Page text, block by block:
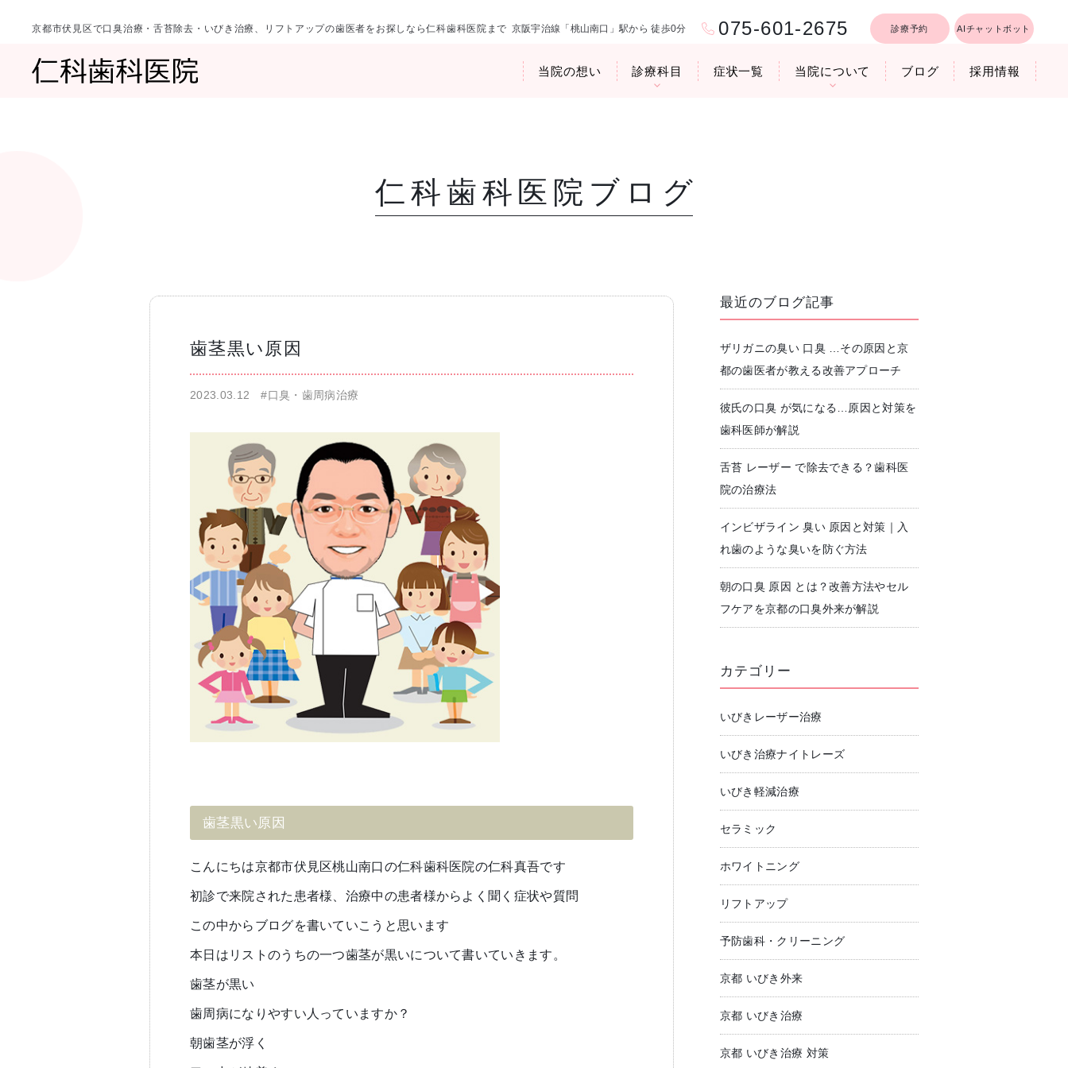
京都市伏見区で口臭治療・舌苔除去・いびき治療、リフトアップの歯医者をお探しなら仁科歯科医院まで 京阪宇治線「桃山南口」駅から 徒歩0分 075-601-2675 診療予約 AIチャットボット
当院の想い 診療科目
一般歯科・小児歯科 予防歯科・クリーニング
無痛治療 高齢者歯科・入れ歯
症状一覧 当院について
仁科歯科医院ブログ
ブログ 採用情報
仁科歯科医院ブログ
歯茎黒い原因
2023.03.12#口臭・歯周病治療
歯茎黒い原因
こんにちは京都市伏見区桃山南口の仁科歯科医院の仁科真吾です
初診で来院された患者様、治療中の患者様からよく聞く症状や質問
この中からブログを書いていこうと思います
本日はリストのうちの一つ歯茎が黒いについて書いていきます。
歯茎が黒い
歯周病になりやすい人っていますか？
朝歯茎が浮く
最近のブログ記事
ザリガニの臭い 口臭 …その原因と京
都の歯医者が教える改善アプローチ
彼氏の口臭 が気になる…原因と対策を
歯科医師が解説
舌苔 レーザー で除去できる？歯科医
院の治療法
インビザライン 臭い 原因と対策｜入
れ歯のような臭いを防ぐ方法
朝の口臭 原因 とは？改善方法やセル
フケアを京都の口臭外来が解説
カテゴリー
いびきレーザー治療
いびき治療ナイトレーズ
いびき軽減治療
セラミック
ホワイトニング
リフトアップ
予防歯科・クリーニング
京都 いびき外来
京都 いびき治療
京都 いびき治療 対策